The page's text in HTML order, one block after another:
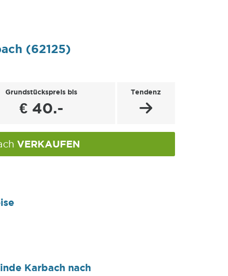
(62125)
Grundstückspreis bis
€ 40.-
Tendenz
VERKAUFEN
Karbach nach